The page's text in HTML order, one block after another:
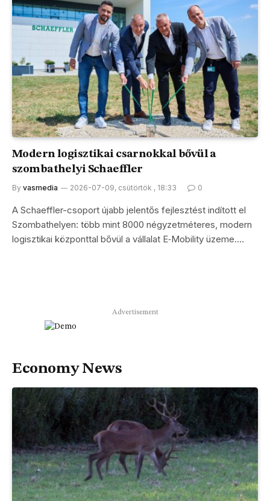
Modern logisztikai csarnokkal bővül a
szombathelyi Schaeffler
By vasmedia 2026-07-09, csütörtök , 18:33 0
A Schaeffler-csoport újabb jelentős fejlesztést indított el
Szombathelyen: több mint 8000 négyzetméteres, modern
logisztikai központtal bővül a vállalat E‑Mobility üzeme.…
Advertisement
Economy News